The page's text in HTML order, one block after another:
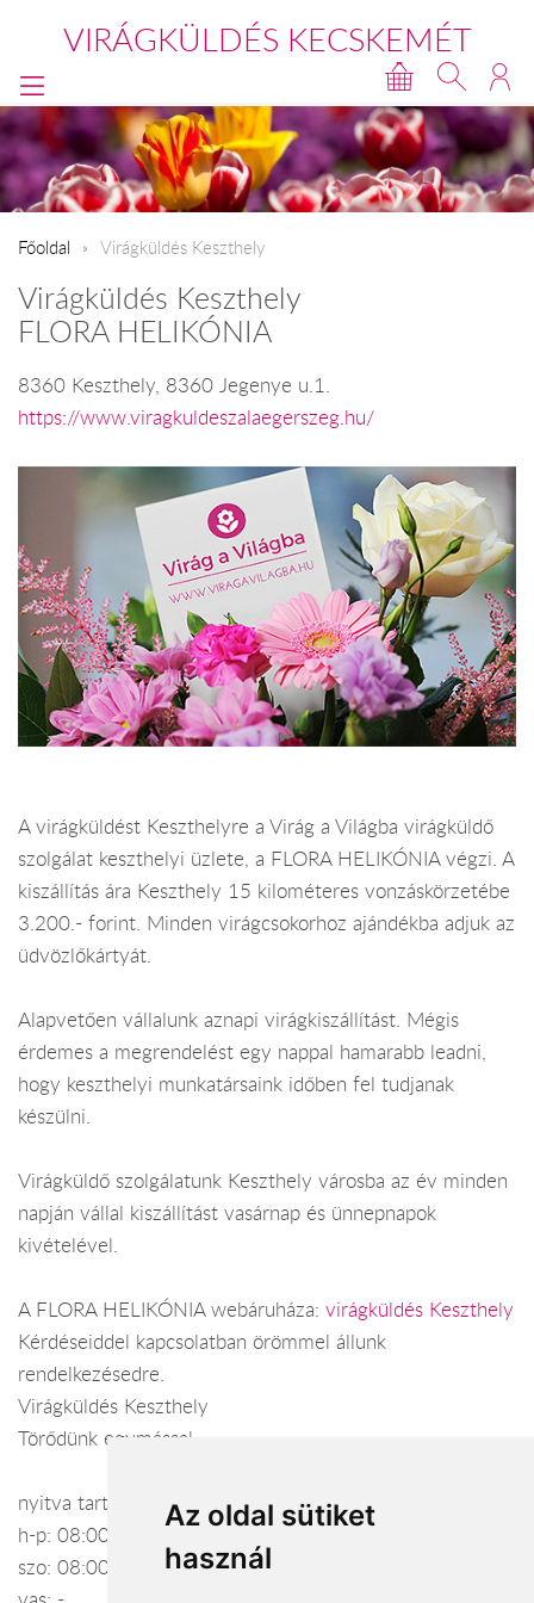
Az oldal sütiket
használ
VIRÁGKÜLDÉS KECSKEMÉT
Főoldal Virágküldés Keszthely
Virágküldés Keszthely
FLORA HELIKÓNIA
8360 Keszthely, 8360 Jegenye u.1.
https://www.viragkuldeszalaegerszeg.hu/
A virágküldést Keszthelyre a Virág a Világba virágküldő
szolgálat keszthelyi üzlete, a FLORA HELIKÓNIA végzi. A
kiszállítás ára Keszthely 15 kilométeres vonzáskörzetébe
3.200.- forint. Minden virágcsokorhoz ajándékba adjuk az
üdvözlőkártyát.
Alapvetően vállalunk aznapi virágkiszállítást. Mégis
érdemes a megrendelést egy nappal hamarabb leadni,
hogy keszthelyi munkatársaink időben fel tudjanak
készülni.
Virágküldő szolgálatunk Keszthely városba az év minden
napján vállal kiszállítást vasárnap és ünnepnapok
kivételével.
A FLORA HELIKÓNIA webáruháza: virágküldés Keszthely
Kérdéseiddel kapcsolatban örömmel állunk
rendelkezésedre.
Virágküldés Keszthely
Törődünk egymással
nyitva tartás:
h-p: 08:00-17:00
szo: 08:00-12:00